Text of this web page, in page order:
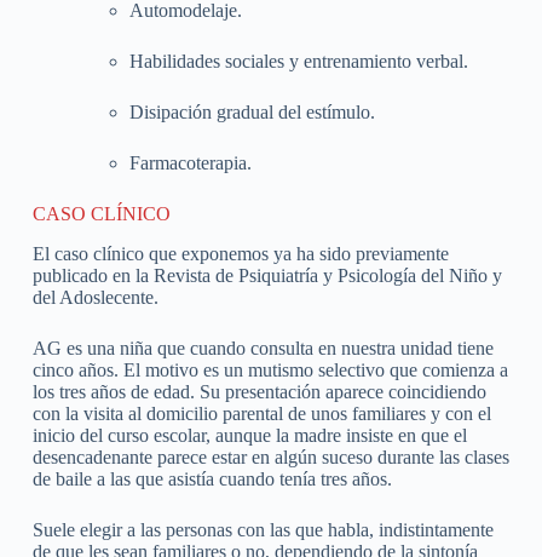
Automodelaje.
Habilidades sociales y entrenamiento verbal.
Disipación gradual del estímulo.
Farmacoterapia.
CASO CLÍNICO
El caso clínico que exponemos ya ha sido previamente
publicado en la Revista de Psiquiatría y Psicología del Niño y
del Adoslecente.
AG es una niña que cuando consulta en nuestra unidad tiene
cinco años. El motivo es un mutismo selectivo que comienza a
los tres años de edad. Su presentación aparece coincidiendo
con la visita al domicilio parental de unos familiares y con el
inicio del curso escolar, aunque la madre insiste en que el
desencadenante parece estar en algún suceso durante las clases
de baile a las que asistía cuando tenía tres años.
Suele elegir a las personas con las que habla, indistintamente
de que les sean familiares o no, dependiendo de la sintonía